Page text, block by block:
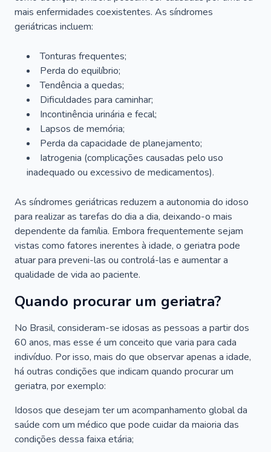
mais enfermidades coexistentes. As síndromes
geriátricas incluem:
Tonturas frequentes;
Perda do equilíbrio;
Tendência a quedas;
Dificuldades para caminhar;
Incontinência urinária e fecal;
Lapsos de memória;
Perda da capacidade de planejamento;
Iatrogenia (complicações causadas pelo uso
inadequado ou excessivo de medicamentos).
As síndromes geriátricas reduzem a autonomia do idoso
para realizar as tarefas do dia a dia, deixando-o mais
dependente da família. Embora frequentemente sejam
vistas como fatores inerentes à idade, o geriatra pode
atuar para preveni-las ou controlá-las e aumentar a
qualidade de vida ao paciente.
Quando procurar um geriatra?
No Brasil, consideram-se idosas as pessoas a partir dos
60 anos, mas esse é um conceito que varia para cada
indivíduo. Por isso, mais do que observar apenas a idade,
há outras condições que indicam quando procurar um
geriatra, por exemplo:
Idosos que desejam ter um acompanhamento global da
saúde com um médico que pode cuidar da maioria das
condições dessa faixa etária;